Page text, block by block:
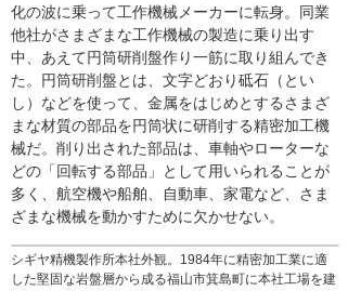
シギヤ精機製作所本社外観。1984年に精密加工業に適
した堅固な岩盤層から成る福山市箕島町に本社工場を建
化の波に乗って工作機械メーカーに転身。同業
他社がさまざまな工作機械の製造に乗り出す
中、あえて円筒研削盤作り一筋に取り組んでき
た。円筒研削盤とは、文字どおり砥石（とい
し）などを使って、金属をはじめとするさまざ
まな材質の部品を円筒状に研削する精密加工機
械だ。削り出された部品は、車軸やローターな
どの「回転する部品」として用いられることが
多く、航空機や船舶、自動車、家電など、さま
ざまな機械を動かすために欠かせない。